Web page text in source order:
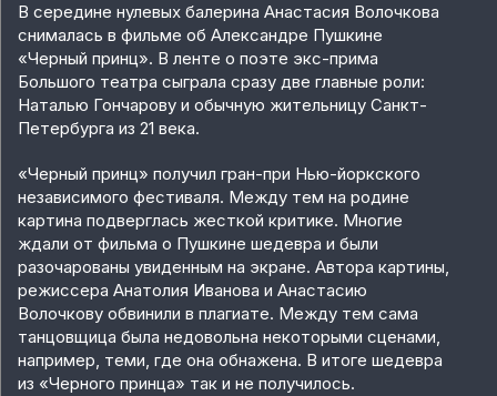
В середине нулевых балерина Анастасия Волочкова
снималась в фильме об Александре Пушкине
«Черный принц». В ленте о поэте экс-прима
Большого театра сыграла сразу две главные роли:
Наталью Гончарову и обычную жительницу Санкт-
Петербурга из 21 века.
«Черный принц» получил гран-при Нью-йоркского
независимого фестиваля. Между тем на родине
картина подверглась жесткой критике. Многие
ждали от фильма о Пушкине шедевра и были
разочарованы увиденным на экране. Автора картины,
режиссера Анатолия Иванова и Анастасию
Волочкову обвинили в плагиате. Между тем сама
танцовщица была недовольна некоторыми сценами,
например, теми, где она обнажена. В итоге шедевра
из «Черного принца» так и не получилось.